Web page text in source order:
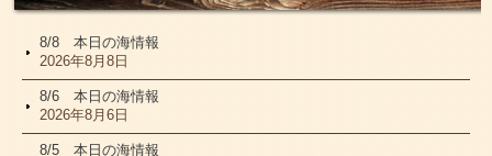
8/8 本日の海情報
2026年8月8日
8/6 本日の海情報
2026年8月6日
8/5 本日の海情報